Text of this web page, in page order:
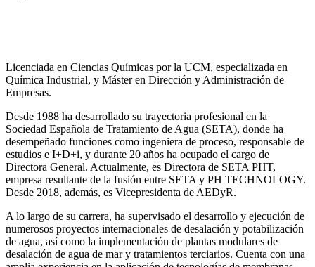
Licenciada en Ciencias Químicas por la UCM, especializada en
Química Industrial, y Máster en Dirección y Administración de
Empresas.
Desde 1988 ha desarrollado su trayectoria profesional en la
Sociedad Española de Tratamiento de Agua (SETA), donde ha
desempeñado funciones como ingeniera de proceso, responsable de
estudios e I+D+i, y durante 20 años ha ocupado el cargo de
Directora General. Actualmente, es Directora de SETA PHT,
empresa resultante de la fusión entre SETA y PH TECHNOLOGY.
Desde 2018, además, es Vicepresidenta de AEDyR.
A lo largo de su carrera, ha supervisado el desarrollo y ejecución de
numerosos proyectos internacionales de desalación y potabilización
de agua, así como la implementación de plantas modulares de
desalación de agua de mar y tratamientos terciarios. Cuenta con una